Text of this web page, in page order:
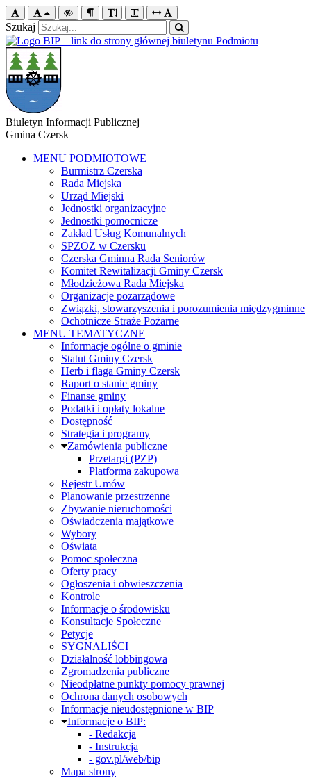
Szukaj
Biuletyn Informacji Publicznej
Gmina Czersk
MENU PODMIOTOWE
Burmistrz Czerska
Rada Miejska
Urząd Miejski
Jednostki organizacyjne
Jednostki pomocnicze
Zakład Usług Komunalnych
SPZOZ w Czersku
Czerska Gminna Rada Seniorów
Komitet Rewitalizacji Gminy Czersk
Młodzieżowa Rada Miejska
Organizacje pozarządowe
Związki, stowarzyszenia i porozumienia międzygminne
Ochotnicze Straże Pożarne
MENU TEMATYCZNE
Informacje ogólne o gminie
Statut Gminy Czersk
Herb i flaga Gminy Czersk
Raport o stanie gminy
Finanse gminy
Podatki i opłaty lokalne
Dostępność
Strategia i programy
Zamówienia publiczne
Przetargi (PZP)
Platforma zakupowa
Rejestr Umów
Planowanie przestrzenne
Zbywanie nieruchomości
Oświadczenia majątkowe
Wybory
Oświata
Pomoc społeczna
Oferty pracy
Ogłoszenia i obwieszczenia
Kontrole
Informacje o środowisku
Konsultacje Społeczne
Petycje
SYGNALIŚCI
Działalność lobbingowa
Zgromadzenia publiczne
Nieodpłatne punkty pomocy prawnej
Ochrona danych osobowych
Informacje nieudostępnione w BIP
Informacje o BIP:
- Redakcja
- Instrukcja
- gov.pl/web/bip
Mapa strony